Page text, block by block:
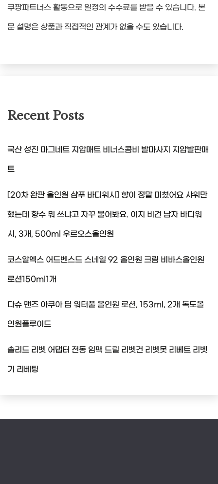
쿠팡파트너스 활동으로 일정의 수수료를 받을 수 있습니다. 본
문 설명은 상품과 직접적인 관계가 없을 수도 있습니다.
Recent Posts
국산 성진 마그네트 지압매트 비너스콤비 발마사지 지압발판매
트
[20차 완판 올인원 샴푸 바디워시] 향이 정말 미쳤어요 샤워만
했는데 향수 뭐 쓰냐고 자꾸 물어봐요. 이지 비건 남자 바디워
시, 3개, 500ml 우르오스올인원
코스알엑스 어드벤스드 스네일 92 올인원 크림 비바스올인원
로션150ml1개
다슈 맨즈 아쿠아 딥 워터풀 올인원 로션, 153ml, 2개 독도올
인원플루이드
솔리드 리벳 어댑터 전동 임팩 드릴 리벳건 리벳못 리베트 리벳
기 리베팅